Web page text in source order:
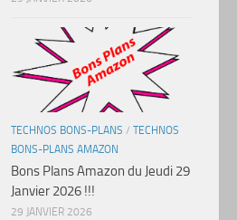
TECHNOS BONS-PLANS / TECHNOS
BONS-PLANS AMAZON
Bons Plans Amazon du Jeudi 29
Janvier 2026 !!!
29 JANVIER 2026